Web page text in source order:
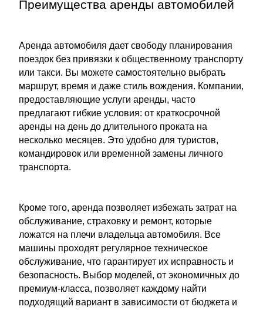
Преимущества аренды автомобилей
Аренда автомобиля дает свободу планирования
поездок без привязки к общественному транспорту
или такси. Вы можете самостоятельно выбрать
маршрут, время и даже стиль вождения. Компании,
предоставляющие услуги аренды, часто
предлагают гибкие условия: от краткосрочной
аренды на день до длительного проката на
несколько месяцев. Это удобно для туристов,
командировок или временной замены личного
транспорта.
Кроме того, аренда позволяет избежать затрат на
обслуживание, страховку и ремонт, которые
ложатся на плечи владельца автомобиля. Все
машины проходят регулярное техническое
обслуживание, что гарантирует их исправность и
безопасность. Выбор моделей, от экономичных до
премиум-класса, позволяет каждому найти
подходящий вариант в зависимости от бюджета и